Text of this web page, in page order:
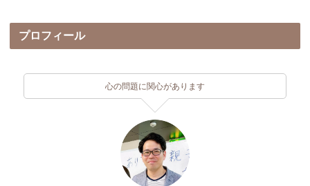
プロフィール
心の問題に関心があります